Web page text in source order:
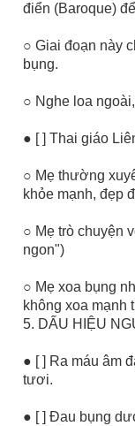
điển (Baroque)
○ Giai đoạn này
bụng.
○ Nghe loa
● [ ] Thai giáo
○ Mẹ thường
khỏe mạnh, đẹp
○ Mẹ trò chuyện
ngon")
○ Mẹ xoa bụng
không xoa mạnh
5. DẤU HIỆU
● [ ] Ra máu âm
tươi.
● [ ] Đau bụng